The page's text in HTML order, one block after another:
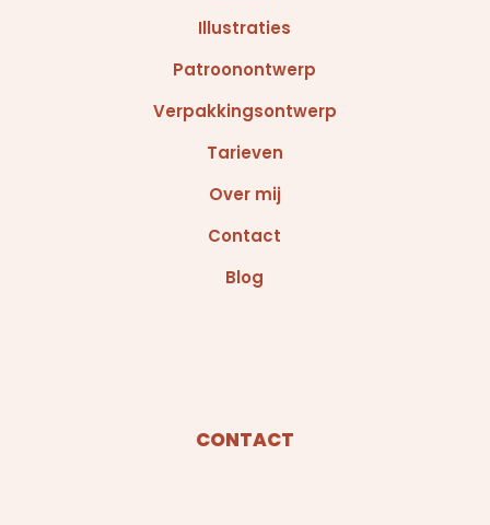
Illustraties
Patroonontwerp
Verpakkingsontwerp
Tarieven
Over mij
Contact
Blog
CONTACT